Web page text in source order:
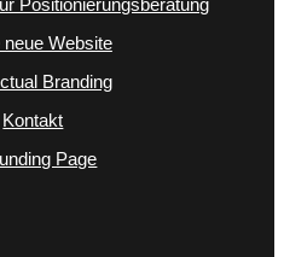
neue Website
Branding
Kontakt
Page